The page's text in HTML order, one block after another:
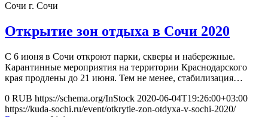
Сочи г. Сочи
Открытие зон отдыха в Сочи 2020
С 6 июня в Сочи откроют парки, скверы и набережные.
Карантинные мероприятия на территории Краснодарского
края продлены до 21 июня. Тем не менее, стабилизация…
0 RUB https://schema.org/InStock 2020-06-04T19:26:00+03:00
https://kuda-sochi.ru/event/otkrytie-zon-otdyxa-v-sochi-2020/